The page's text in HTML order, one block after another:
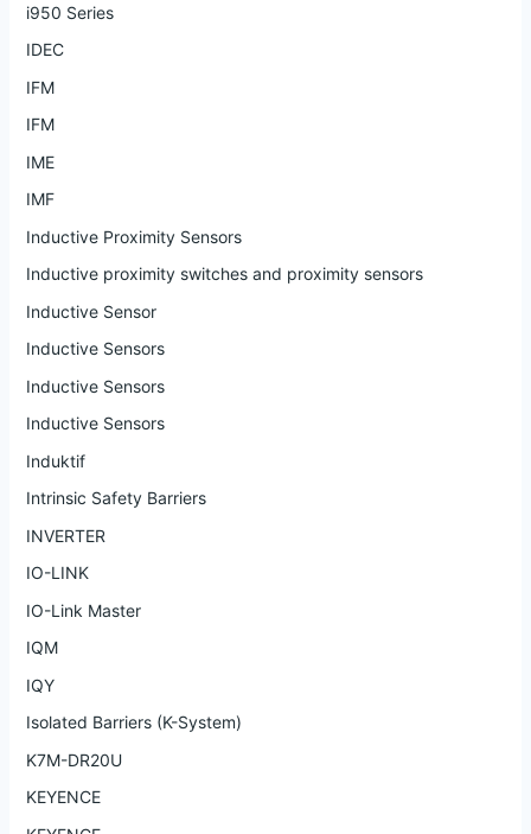
i950 Series
IDEC
IFM
IFM
IME
IMF
Inductive Proximity Sensors
Inductive proximity switches and proximity sensors
Inductive Sensor
Inductive Sensors
Inductive Sensors
Inductive Sensors
Induktif
Intrinsic Safety Barriers
INVERTER
IO-LINK
IO-Link Master
IQM
IQY
Isolated Barriers (K-System)
K7M-DR20U
KEYENCE